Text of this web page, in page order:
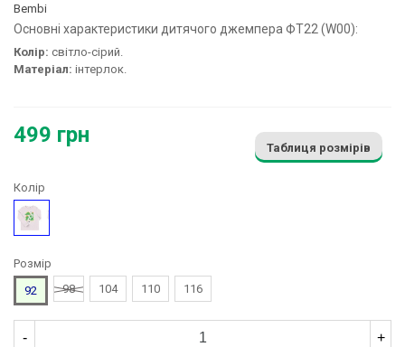
Bembi
Основні характеристики дитячого джемпера ФТ22 (W00):
Колір: світло-сірий.
Матеріал: інтерлок.
499 грн
Таблиця розмірів
Колір
Сірий
Розмір
92
98 104 110 116
- +